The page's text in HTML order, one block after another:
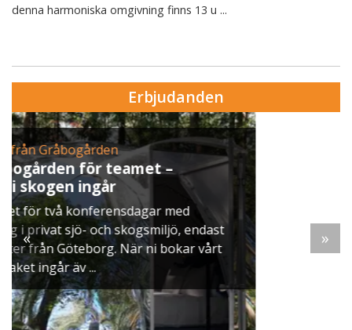
denna harmoniska omgivning finns 13 u ...
Erbjudanden
Erbjudande från Skytteholm Ekerö
Julbord på Ekerö
När vintern lägger sig över Mälaren dukar vi upp
ett klassiskt svenskt julbord i Skyttegården. Här
möts ni av doften av gran, ljus som brinner stilla
och smaker ...
« »